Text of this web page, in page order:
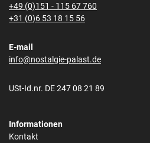
+49 (0)151 - 115 67 760
+31 (0)6 53 18 15 56
E-mail
info@nostalgie-palast.de
USt-Id.nr. DE 247 08 21 89
Informationen
Kontakt